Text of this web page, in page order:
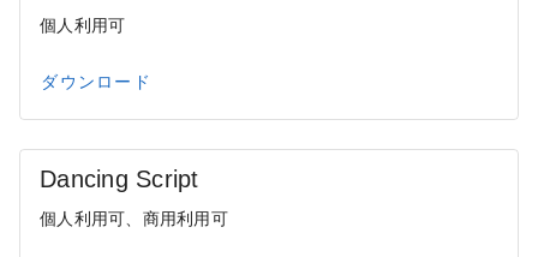
個人利用可
ダウンロード
Dancing Script
個人利用可、商用利用可